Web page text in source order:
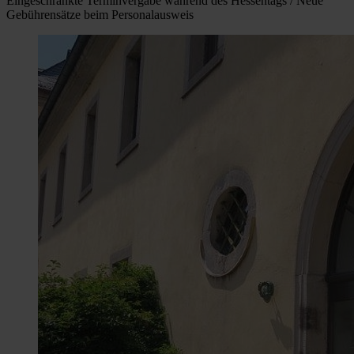
Gebührensätze beim Personalausweis